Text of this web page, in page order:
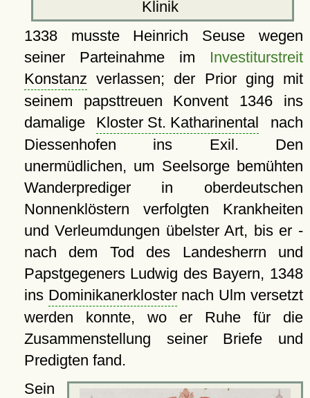
Klinik
1338 musste Heinrich Seuse wegen
seiner Parteinahme im Investiturstreit
Konstanz verlassen; der Prior ging mit
seinem papsttreuen Konvent 1346 ins
damalige Kloster St. Katharinental nach
Diessenhofen ins Exil. Den
unermüdlichen, um Seelsorge bemühten
Wanderprediger in oberdeutschen
Nonnenklöstern verfolgten Krankheiten
und Verleumdungen übelster Art, bis er -
nach dem Tod des Landesherrn und
Papstgegeners Ludwig des Bayern, 1348
ins Dominikanerklosternach Ulm versetzt
werden konnte, wo er Ruhe für die
Zusammenstellung seiner Briefe und
Predigten fand.
Sein